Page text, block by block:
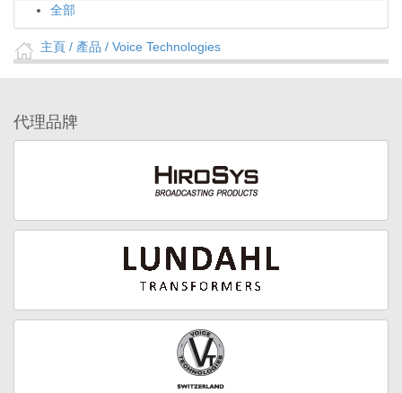
全部
主頁 / 產品 / Voice Technologies
代理品牌